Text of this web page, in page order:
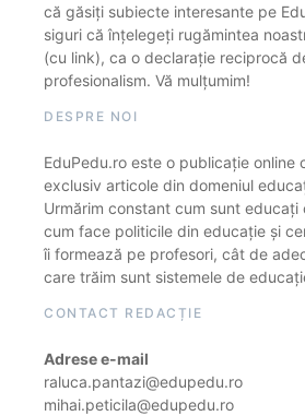
că găsiți subiecte interesante pe
siguri că înțelegeți rugămintea
(cu link), ca o declarație reciprocă
profesionalism. Vă mulțumim!
DESPRE NOI
EduPedu.ro este o publicație online
exclusiv articole din domeniul
Urmărim constant cum sunt educați
cum face politicile din educație și
îi formează pe profesori, cât de
care trăim sunt sistemele de
CONTACT REDACȚIE
Adrese e-mail
raluca.pantazi@edupedu.ro
mihai.peticila@edupedu.ro